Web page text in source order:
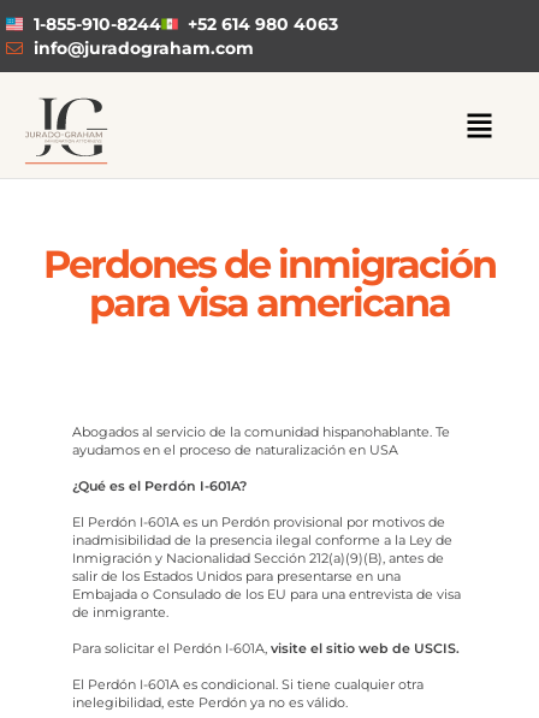
1-855-910-8244
+52 614 980 4063
info@juradograham.com
Perdones de inmigración
para visa americana
Abogados al servicio de la comunidad hispanohablante. Te
ayudamos en el proceso de naturalización en USA
¿Qué es el Perdón I-601A?
El Perdón I-601A es un Perdón provisional por motivos de
inadmisibilidad de la presencia ilegal conforme a la Ley de
Inmigración y Nacionalidad Sección 212(a)(9)(B), antes de
salir de los Estados Unidos para presentarse en una
Embajada o Consulado de los EU para una entrevista de visa
de inmigrante.
Para solicitar el Perdón I-601A, visite el sitio web de USCIS.
El Perdón I-601A es condicional. Si tiene cualquier otra
inelegibilidad, este Perdón ya no es válido.